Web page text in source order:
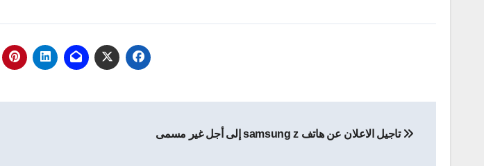
المقالات
تاجيل الاعلان عن هاتف samsung z إلى أجل غير مسمى